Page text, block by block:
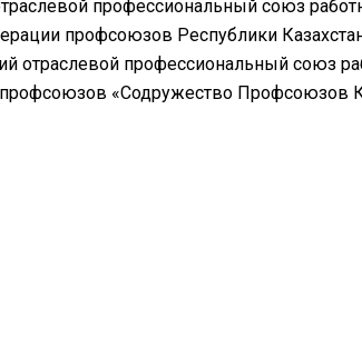
профессиональный союз
профсоюзов Республики
отраслевой профессиональный союз
«Содружество Профсоюзов